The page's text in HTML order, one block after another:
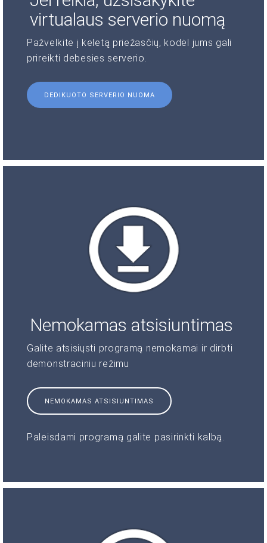
virtualaus serverio nuomą
Pažvelkite į keletą priežasčių, kodėl jums gali
prireikti debesies serverio.
DEDIKUOTO SERVERIO NUOMA
Nemokamas atsisiuntimas
Galite atsisiųsti programą nemokamai ir dirbti
demonstraciniu režimu
NEMOKAMAS ATSISIUNTIMAS
Paleisdami programą galite pasirinkti kalbą.